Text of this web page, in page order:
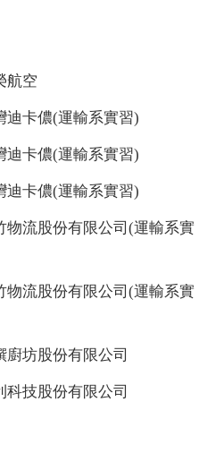
航空
迪卡儂(運輸系實習)
迪卡儂(運輸系實習)
迪卡儂(運輸系實習)
物流股份有限公司(運輸系實
物流股份有限公司(運輸系實
廚坊股份有限公司
科技股份有限公司